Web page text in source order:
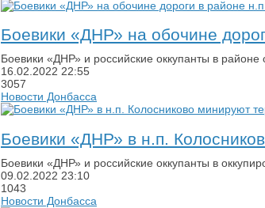
Боевики «ДНР» на обочине
Боевики «ДНР» и российские оккупанты в
16.02.2022 22:55
3057
Новости Донбасса
Боевики «ДНР» в н.п.
Боевики «ДНР» и российские оккупанты в
09.02.2022 23:10
1043
Новости Донбасса